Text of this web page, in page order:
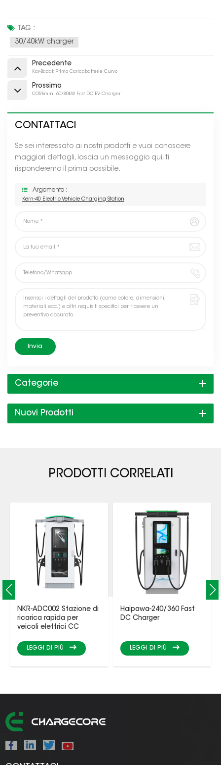
TAG :
30/40kW charger
Precedente
Kar-Badak Primo Caricabatterie Curvo
Prossimo
COREmini 60/80kW Fast DC EV Charger
CONTATTACI
Se sei interessato ai nostri prodotti e vuoi conoscere
maggiori dettagli, lascia un messaggio qui, ti
risponderemo il prima possibile.
Argomento :
Kern-40 Electric Vehicle Charging Station
Invia
Categorie
Nuovi Prodotti
PRODOTTI CORRELATI
NKR-ADC002 Stazione di
ricarica rapida per
veicoli elettrici CC
LEGGI DI PIÙ
Haipawa-240/360 Fast
DC Charger
LEGGI DI PIÙ